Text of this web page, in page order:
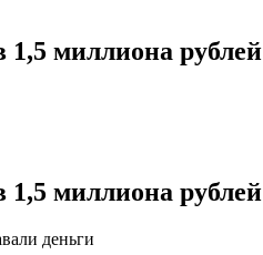
миллиона рублей
миллиона рублей
деньги